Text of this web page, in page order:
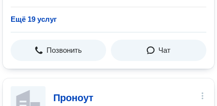
Ещё 19 услуг
Позвонить Чат
Проноут